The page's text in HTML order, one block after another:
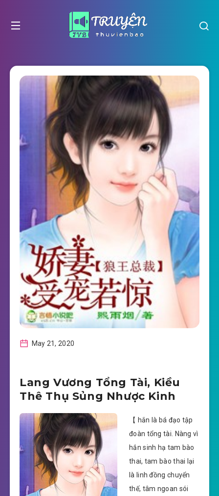
May 21, 2020
Lang Vương Tổng Tài, Kiều
Thê Thụ Sủng Nhược Kinh
【 hắn là bá đạo tập
đoàn tổng tài. Nàng vì
hắn sinh hạ tam bào
thai, tam bào thai lại
là linh đồng chuyển
thế, tâm ngoan sói